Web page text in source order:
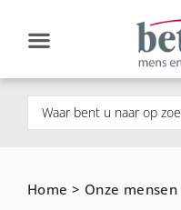
Home > Onze mensen